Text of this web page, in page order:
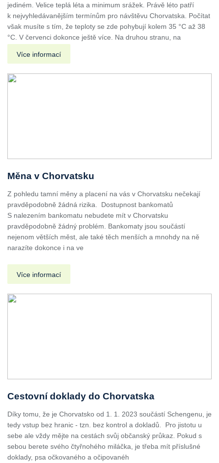
jediném. Velice teplá léta a minimum srážek. Právě léto patří
k nejvyhledávanějším termínům pro návštěvu Chorvatska. Počítat
však musíte s tím, že teploty se zde pohybují kolem 35 °C až 38
°C. V červenci dokonce ještě více. Na druhou stranu, na
Více informací
Měna v Chorvatsku
Z pohledu tamní měny a placení na vás v Chorvatsku nečekají
pravděpodobně žádná rizika. Dostupnost bankomatů
S nalezením bankomatu nebudete mít v Chorvatsku
pravděpodobně žádný problém. Bankomaty jsou součástí
nejenom větších měst, ale také těch menších a mnohdy na ně
narazíte dokonce i na ve
Více informací
Cestovní doklady do Chorvatska
Díky tomu, že je Chorvatsko od 1. 1. 2023 součástí Schengenu, je
tedy vstup bez hranic - tzn. bez kontrol a dokladů. Pro jistotu u
sebe ale vždy mějte na cestách svůj občanský průkaz. Pokud s
sebou berete svého čtyřnohého miláčka, je třeba mít příslušné
doklady, psa očkovaného a očipovanéh